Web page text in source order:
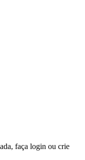
faça login ou crie